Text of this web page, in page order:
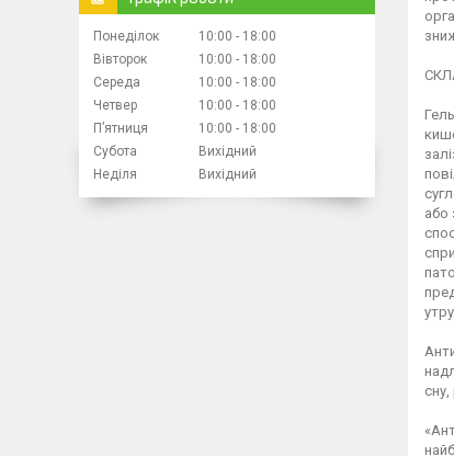
або
Понеділок 10:00
18:00
Вівторок
10:00
18:00
Середа
10:00
18:00
Четвер
10:00
18:00
Пʼятниця
10:00
18:00
Субота
Вихідний
Неділя
Вихідний